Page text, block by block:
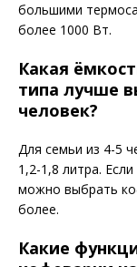
большими
более 1000 Вт.
Какая
типа лучше
человек?
Для семьи из 4-5
1,2-1,8 литра.
можно выбрать
более.
Какие